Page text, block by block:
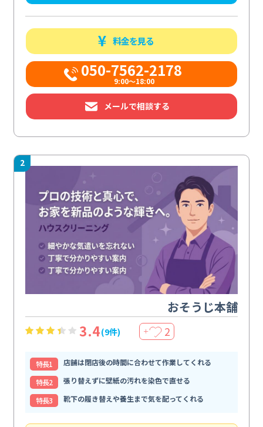
料金を見る
050-7562-2178
9:00～18:00
メールで相談する
2
おそうじ本舗
3.4(9件) ＋ 2
特⻑1
店舗は閉店後の時間に合わせて作業してくれる
特⻑2
張り替えずに壁紙の汚れを染色で直せる
特⻑3
靴下の履き替えや養生まで気を配ってくれる